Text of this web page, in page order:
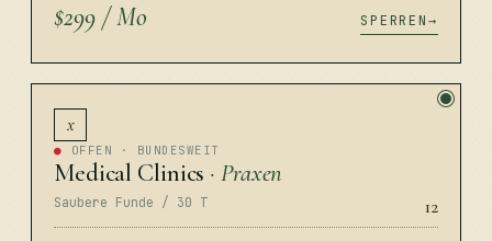
$299 / Mo SPERREN
x
● OFFEN · BUNDESWEIT
Medical Clinics · Praxen
Saubere Funde / 30 T 12